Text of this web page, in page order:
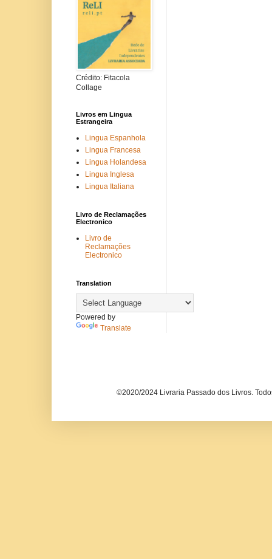
Crédito: Fitacola
Collage
Livros em Lingua
Estrangeira
Lingua Espanhola
Lingua Francesa
Lingua Holandesa
Lingua Inglesa
Lingua Italiana
Livro de Reclamações
Electronico
Livro de
Reclamações
Electronico
Translation
Powered by
Translate
©2020/2024 Livraria Passado dos Livros.